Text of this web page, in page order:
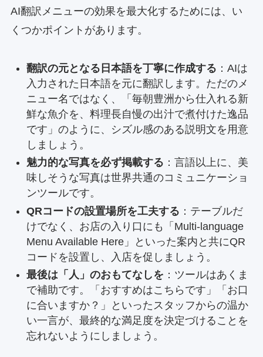
AI翻訳メニューの効果を最大化するためには、い
くつかポイントがあります。
翻訳の元となる日本語を丁寧に作成する ：AIは
入力された日本語を元に翻訳します。ただのメ
ニュー名ではなく、「毎朝豊洲から仕入れる新
鮮な魚介を、料理長自慢の出汁で煮付けた逸品
です」のように、シズル感のある説明文を用意
しましょう。
魅力的な写真を必ず掲載する ：言語以上に、美
味しそうな写真は世界共通のコミュニケーショ
ンツールです。
QRコードの設置場所を工夫する ：テーブルだ
けでなく、お店の入り口にも「Multi-language
Menu Available Here」といった案内と共にQR
コードを設置し、入店を促しましょう。
最後は「人」のおもてなしを ：ツールはあくま
で補助です。「おすすめはこちらです」「お口
に合いますか？」といったスタッフからの温か
い一言が、最終的な満足度を決定づけることを
忘れないようにしましょう。